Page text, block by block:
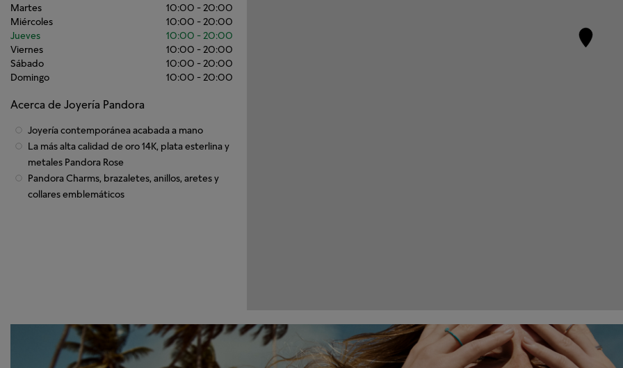
Martes
10:00 -20:00
Miércoles
10:00 -20:00
Jueves
10:00 -20:00
Viernes
10:00 -20:00
Sábado
10:00 -20:00
Domingo
10:00 -20:00
Acerca de Joyería Pandora
Joyería contemporánea acabada a mano
La más alta calidad de oro 14K, plata esterlina y
metales Pandora Rose
Pandora Charms, brazaletes, anillos, aretes y
collares emblemáticos